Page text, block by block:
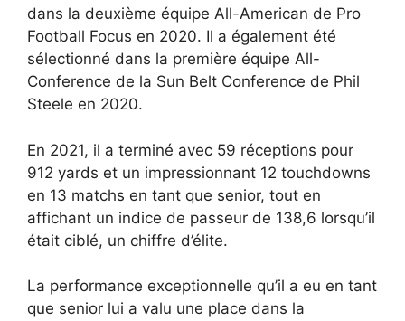
dans la deuxième équipe All-American de Pro
Football Focus en 2020. Il a également été
sélectionné dans la première équipe All-
Conference de la Sun Belt Conference de Phil
Steele en 2020.
En 2021, il a terminé avec 59 réceptions pour
912 yards et un impressionnant 12 touchdowns
en 13 matchs en tant que senior, tout en
affichant un indice de passeur de 138,6 lorsqu’il
était ciblé, un chiffre d’élite.
La performance exceptionnelle qu’il a eu en tant
que senior lui a valu une place dans la